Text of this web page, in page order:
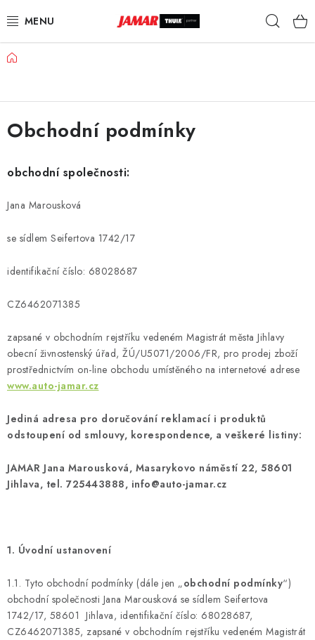
na
STŘEŠNÍ NOSIČE
STŘEŠNÍ BOXY
KOČÁRKY
DĚTSKÉ ZBOŽÍ
AUTOPOTAHY ŠITÉ NA MÍRU
AUTODOPLŇKY
AKCE
PRO PSY
BOXY NA TAŽNÁ ZAŘÍZENÍ
OSTATNÍ NOSIČE
DÁRKOVÉ POUKAZY
Domů
Obchodní podmínky
obchodní společnosti:
Jana Marousková
se sídlem Seifertova 1742/17
identifikační číslo: 68028687
CZ6462071385
zapsané v obchodním rejstříku vedeném Magistrát města Jihlavy
obecní živnostenský úřad, ŽÚ/U5071/2006/FR, pro prodej zboží
prostřednictvím on-line obchodu umístěného na internetové adrese
www.auto-jamar.cz
Jediná adresa pro doručování reklamací i produktů
odstoupení od smlouvy, korespondence, a veškeré listiny:
JAMAR Jana Marousková, Masarykovo náměstí 22, 58601
Jihlava, tel. 725443888, info@auto-jamar.cz
1. Úvodní ustanovení
1.1. Tyto obchodní podmínky (dále jen „obchodní podmínky“)
obchodní společnosti Jana Marousková se sídlem Seifertova
1742/17, 58601 Jihlava, identifikační číslo: 68028687,
CZ6462071385, zapsané v obchodním rejstříku vedeném Magistrát